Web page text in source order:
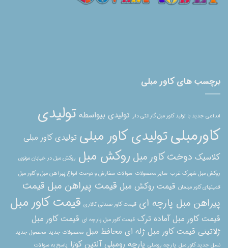
برچسب های کاور مبلی
ابداعی جدید با تولید کاور مبل گارانتی دار تولیدی بیواسطه تولیدی
کاورمبلیتولیدی کاور مبلی تولیدی کاور مبلی
کلاسیک دوخت کاور مبل روکش مبل روکش مبل در خیابان مولوی
روکش مبل شهرک غرب سایر محصولات سوالات سفارش و دوخت انواع پیراهن مبل و کاور مبل
قمیتهای کاور مبلمان قیمت روکش مبل قیمت پیراهن مبل قیمت
پیراهن مبل پارچه ای قیمت کاور صندلی تالاری قیمت کاور مبل
قیمت کاور مبل آماده ترک قیمت کاور مبل پارچه ای قیمت کاور مبل
ژلاتینی قیمت کاور مبل ژله ای محافظ مبل محصولات جدید محصول جدید
نسل جدید کاور مبل پارچه رومبلی پارچه رومبلی آلتین کوزا پاسخ به سوالات